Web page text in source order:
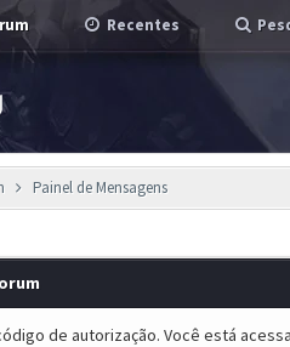
Recentes
Painel de Mensagens
de autorização. Você está